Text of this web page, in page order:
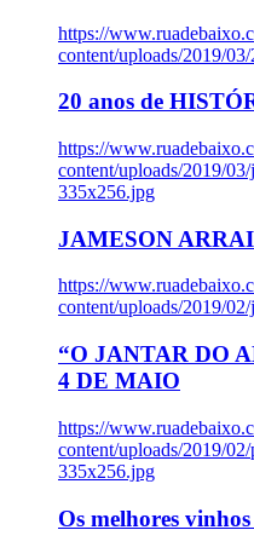
https://
content/uploads/2019/
20 anos de
https://
content/uploads/2019/
335x256.jpg
JAMESON
https://
content/uploads/2019/
“O JANTAR DO
4 DE MAIO
https://
content/uploads/2019/
335x256.jpg
Os melhores